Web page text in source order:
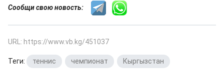
Сообщи свою новость:
URL: https://www.vb.kg/451037
Теги: теннис чемпионат Кыргызстан